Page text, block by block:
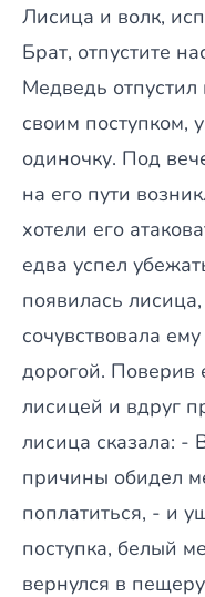
Лисица и волк,
Брат, отпустите
Медведь
своим поступком,
одиночку. Под
на его пути
хотели его
едва успел
появилась
сочувствовала
дорогой. Поверив
лисицей и вдруг
лисица сказала: -
причины обидел
поплатиться, - и
поступка, белый
вернулся в